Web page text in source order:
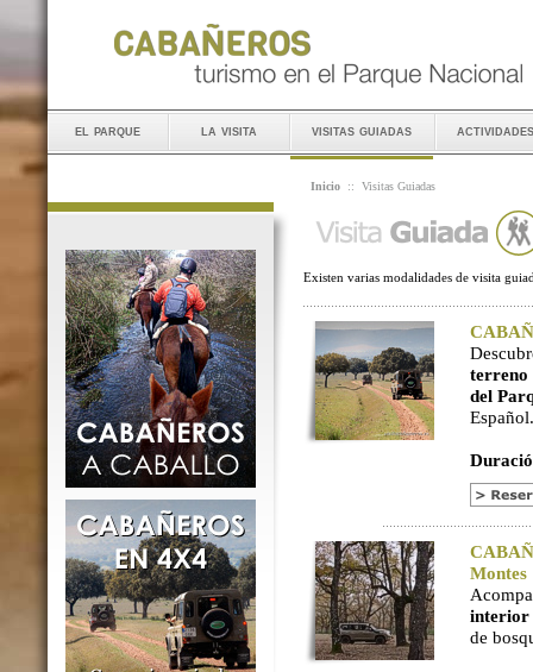
el parque la visita visitas guiadas actividades
Inicio :: Visitas Guiadas
Existen varias modalidades de visita
terreno
del
Español.
Montes
interior
de